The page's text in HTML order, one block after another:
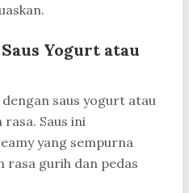
Yogurt atau
saus yogurt atau
Saus ini
yang sempurna
rasa gurih dan pedas